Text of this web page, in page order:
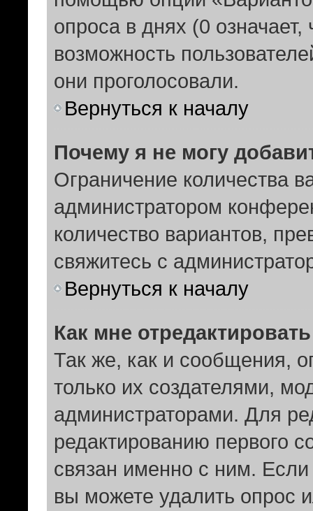
опроса в днях (0
возможность
они проголосовали.
Вернуться к началу
Почему я не могу
Ограничение количества
администратором
количество вариантов,
свяжитесь с
Вернуться к началу
Как мне
Так же, как и сообщения,
только их создателями,
администраторами. Для
редактированию первого
связан именно с ним. Если
вы можете удалить опрос